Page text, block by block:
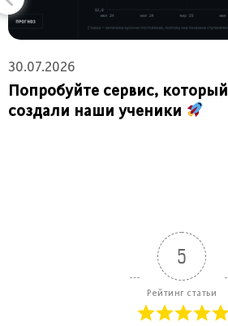
30.07.2026
Попробуйте сервис, который
создали наши ученики
5
Рейтинг статьи